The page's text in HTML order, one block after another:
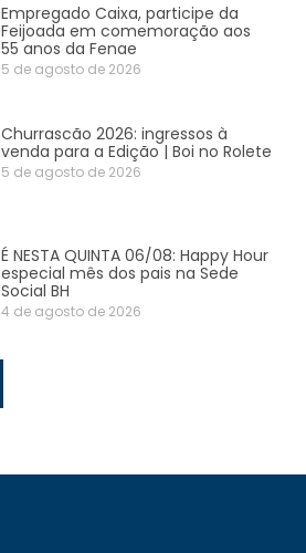
Empregado Caixa, participe da
Feijoada em comemoração aos
55 anos da Fenae
5 de agosto de 2026
Churrascão 2026: ingressos à
venda para a Edição | Boi no Rolete
5 de agosto de 2026
É NESTA QUINTA 06/08: Happy Hour
especial mês dos pais na Sede
Social BH
4 de agosto de 2026